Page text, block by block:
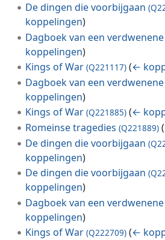
De dingen die voorbijgaan
koppelingen)
Dagboek van een verdwenene
koppelingen)
Kings of War (Q221117) (←
Dagboek van een verdwenene
koppelingen)
Kings of War (Q221885) (←
Romeinse tragedies (Q221889) (
De dingen die voorbijgaan
koppelingen)
De dingen die voorbijgaan
koppelingen)
Dagboek van een verdwenene
koppelingen)
Kings of War (Q222709) (←